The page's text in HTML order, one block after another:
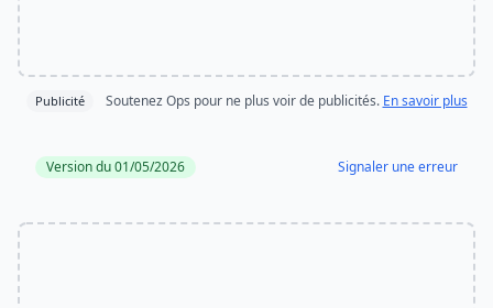
Publicité Soutenez Ops pour ne plus voir de publicités. En savoir plus
Version du 01/05/2026 Signaler une erreur